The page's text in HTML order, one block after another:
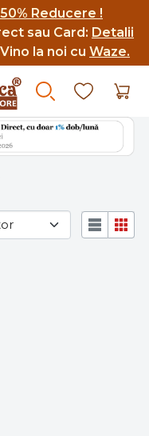
Reducere !
sau Card: Detalii
la noi cu Waze.